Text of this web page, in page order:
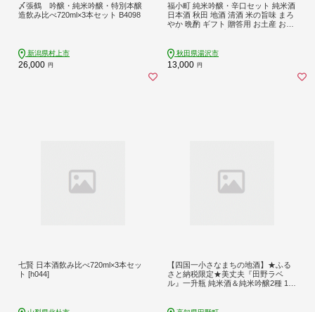
〆張鶴 吟醸・純米吟醸・特別本醸
造飲み比べ720ml×3本セット B4098
新潟県村上市
26,000 円
福小町 純米吟醸・辛口セット 純米酒
日本酒 秋田 地酒 清酒 米の旨味 まろ
やか 晩酌 ギフト 贈答用 お土産 お取
和】[B3-5001]
秋田県湯沢市
13,000 円
七賢 日本酒飲み比べ720ml×3本セッ
ト [h044]
【四国一小さなまちの地酒】★ふる
さと納税限定★美丈夫『田野ラベ
ル』一升瓶 純米酒＆純米吟醸2種 180
15度 限定 高知県 田野町